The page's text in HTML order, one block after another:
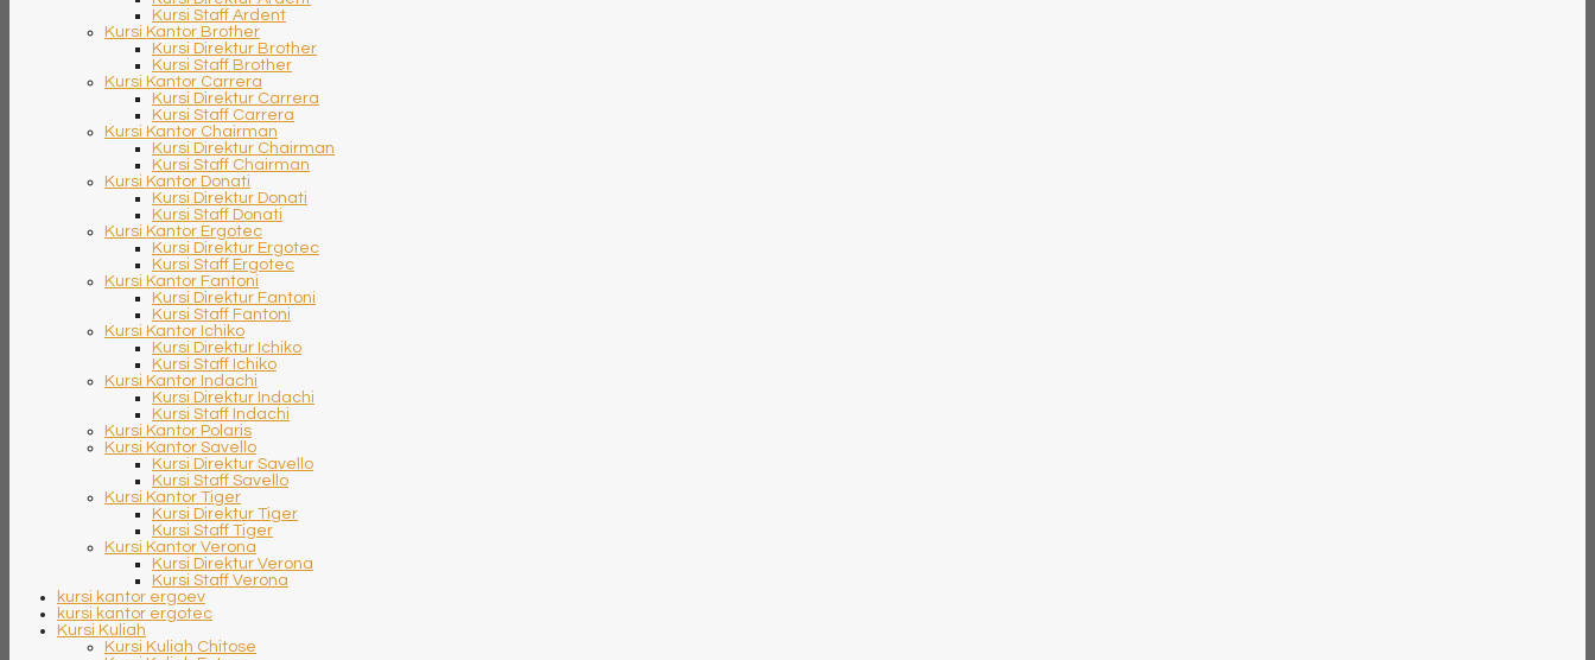
Kursi Staff Ardent
Kursi Kantor Brother
Kursi Direktur Brother
Kursi Staff Brother
Kursi Kantor Carrera
Kursi Direktur Carrera
Kursi Staff Carrera
Kursi Kantor Chairman
Kursi Direktur Chairman
Kursi Staff Chairman
Kursi Kantor Donati
Kursi Direktur Donati
Kursi Staff Donati
Kursi Kantor Ergotec
Kursi Direktur Ergotec
Kursi Staff Ergotec
Kursi Kantor Fantoni
Kursi Direktur Fantoni
Kursi Staff Fantoni
Kursi Kantor Ichiko
Kursi Direktur Ichiko
Kursi Staff Ichiko
Kursi Kantor Indachi
Kursi Direktur Indachi
Kursi Staff Indachi
Kursi Kantor Polaris
Kursi Kantor Savello
Kursi Direktur Savello
Kursi Staff Savello
Kursi Kantor Tiger
Kursi Direktur Tiger
Kursi Staff Tiger
Kursi Kantor Verona
Kursi Direktur Verona
Kursi Staff Verona
kursi kantor ergoev
kursi kantor ergotec
Kursi Kuliah
Kursi Kuliah Chitose